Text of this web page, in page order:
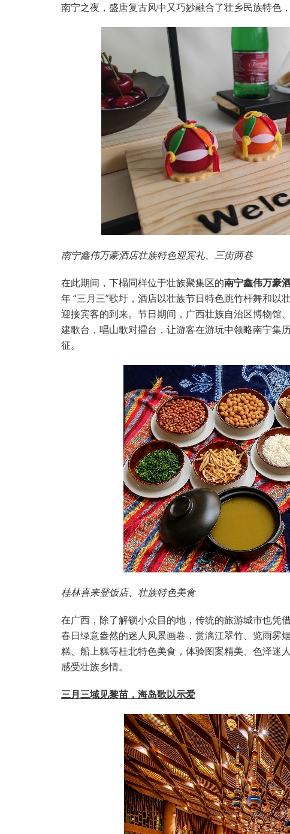
南宁之夜，盛唐复古风中又巧妙融合了壮乡民族特色
南宁鑫伟万豪酒店壮族特色迎宾礼、三街两巷
在此期间，下榻同样位于壮族聚集区的南宁鑫伟万豪
年 “三月三”歌圩，酒店以壮族节日特色跳竹杆舞和
迎接宾客的到来。节日期间，广西壮族自治区博物馆
建歌台，唱山歌对擂台，让游客在游玩中领略南宁集
征。
桂林喜来登饭店、壮族特色美食
在广西，除了解锁小众目的地，传统的旅游城市也凭
春日绿意盎然的迷人风景画卷，赏漓江翠竹、览雨雾
糕、船上糕等桂北特色美食，体验图案精美、色泽迷
感受壮族乡情。
三月三域见黎苗，海岛歌以示爱